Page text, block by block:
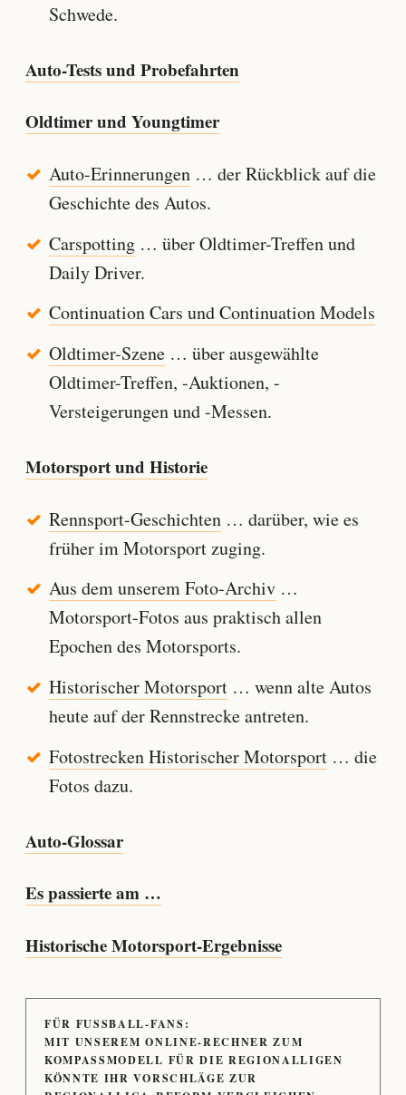
Schwede.
Auto-Tests und Probefahrten
Oldtimer und Youngtimer
Auto-Erinnerungen… der Rückblick auf die
Geschichte des Autos.
Carspotting… über Oldtimer-Treffen und
Daily Driver.
Continuation Cars und Continuation Models
Oldtimer-Szene… über ausgewählte
Oldtimer-Treffen, -Auktionen, -
Versteigerungen und -Messen.
Motorsport und Historie
Rennsport-Geschichten… darüber, wie es
früher im Motorsport zuging.
Aus dem unserem Foto-Archiv…
Motorsport-Fotos aus praktisch allen
Epochen des Motorsports.
Historischer Motorsport… wenn alte Autos
heute auf der Rennstrecke antreten.
Fotostrecken Historischer Motorsport… die
Fotos dazu.
Auto-Glossar
Es passierte am …
Historische Motorsport-Ergebnisse
FÜR FUSSBALL-FANS:
MIT UNSEREM ONLINE-RECHNER ZUM
KOMPASSMODELL FÜR DIE REGIONALLIGEN
KÖNNTE IHR VORSCHLÄGE ZUR